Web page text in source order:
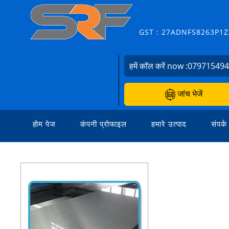
GST :
हमें कॉल करें now :
जांच भेजें
होम पेज कंपनी प्रोफाइल हमारे उत्पाद